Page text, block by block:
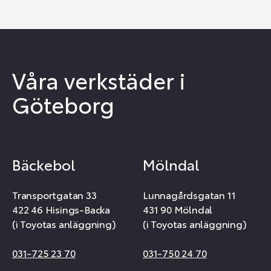
Våra verkstäder i
Göteborg
Bäckebol
Transportgatan 33
422 46 Hisings-Backa
(i Toyotas anläggning)
031-725 23 70
Mölndal
Lunnagårdsgatan 11
431 90 Mölndal
(i Toyotas anläggning)
031-750 24 70